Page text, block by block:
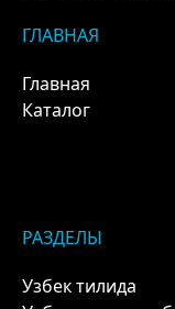
ГЛАВНАЯ
Главная
Каталог
РАЗДЕЛЫ
Узбек тилида